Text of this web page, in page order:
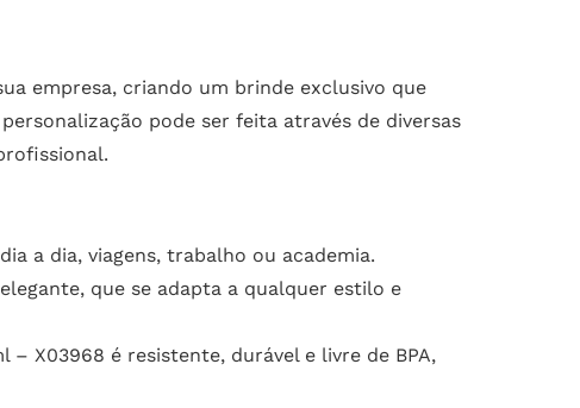
empresa, criando um brinde exclusivo que
pode ser feita através de diversas
a dia, viagens, trabalho ou academia.
que se adapta a qualquer estilo e
X03968 é resistente, durável e livre de BPA,